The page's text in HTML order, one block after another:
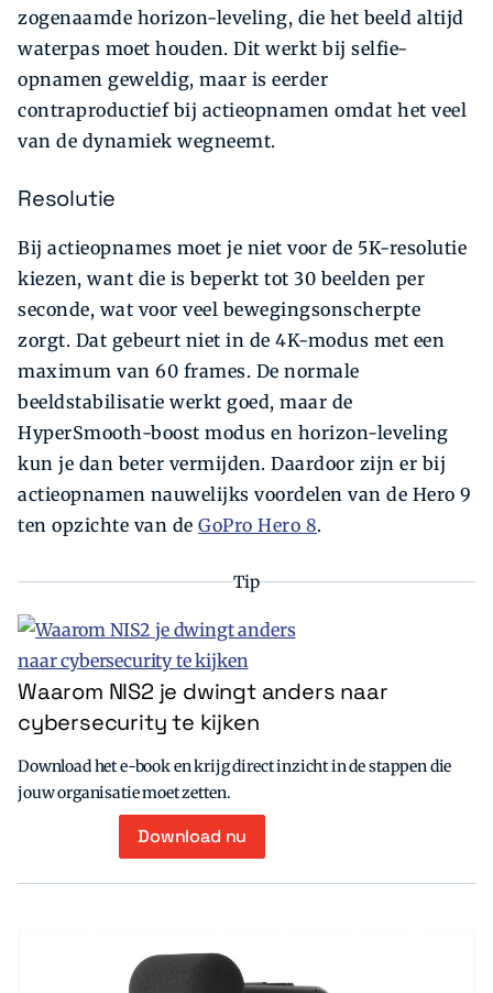
zogenaamde horizon-leveling, die het beeld altijd
waterpas moet houden. Dit werkt bij selfie-
opnamen geweldig, maar is eerder
contraproductief bij actieopnamen omdat het veel
van de dynamiek wegneemt.
Resolutie
Bij actieopnames moet je niet voor de 5K-resolutie
kiezen, want die is beperkt tot 30 beelden per
seconde, wat voor veel bewegingsonscherpte
zorgt. Dat gebeurt niet in de 4K-modus met een
maximum van 60 frames. De normale
beeldstabilisatie werkt goed, maar de
HyperSmooth-boost modus en horizon-leveling
kun je dan beter vermijden. Daardoor zijn er bij
actieopnamen nauwelijks voordelen van de Hero 9
ten opzichte van de GoPro Hero 8.
Tip
Waarom NIS2 je dwingt anders naar
cybersecurity te kijken
Download het e-book en krijg direct inzicht in de stappen die
jouw organisatie moet zetten.
Download nu